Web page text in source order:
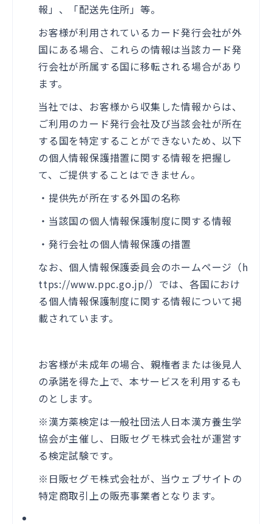
報」、「配送先住所」等。
お客様が利用されているカード発行会社が外
国にある場合、これらの情報は当該カード発
行会社が所属する国に移転される場合があり
ます。
当社では、お客様から収集した情報からは、
ご利用のカード発行会社及び当該会社が所在
する国を特定することができないため、以下
の個人情報保護措置に関する情報を把握し
て、ご提供することはできません。
・提供先が所在する外国の名称
・当該国の個人情報保護制度に関する情報
・発行会社の個人情報保護の措置
なお、個人情報保護委員会のホームページ（h
ttps://www.ppc.go.jp/）では、各国におけ
る個人情報保護制度に関する情報について掲
載されています。
お客様が未成年の場合、親権者または後見人
の承諾を得た上で、本サービスを利用するも
のとします。
※漢方薬検定は一般社団法人日本漢方養生学
協会が主催し、日販セグモ株式会社が運営す
る検定試験です。
※日販セグモ株式会社が、当ウェブサイトの
特定商取引上の販売事業者となります。